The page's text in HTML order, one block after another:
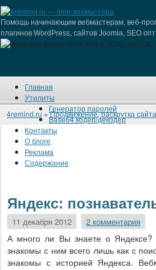
Помощь начинающим вебмастерам, веб-
плагинов WordPress, сайтов Joomla, SEO
Главная
Утилиты
Генератор паролей
Base64 кодер/декодер
Контакты
О блоге
Реклама
Содержание
4remind.ru »Продвижение, раскрутка сайта
Яндекс:
11 декабря 2012 2 комментария
А много ли Вы знаете о Яндексе?
знакомы с ним всего лишь как с
знакомы с историей Яндекса.